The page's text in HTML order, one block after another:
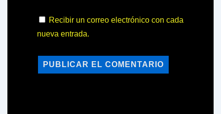
Recibir un correo electrónico con cada
nueva entrada.